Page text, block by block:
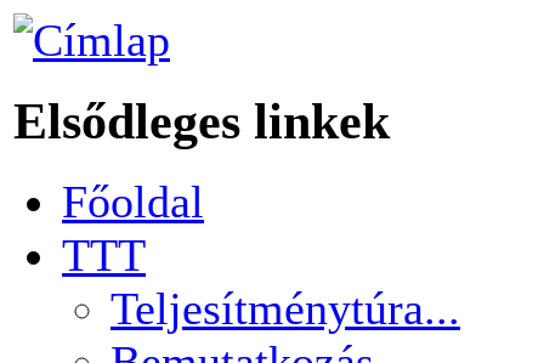
Elsődleges linkek
Főoldal
TTT
Teljesítménytúra...